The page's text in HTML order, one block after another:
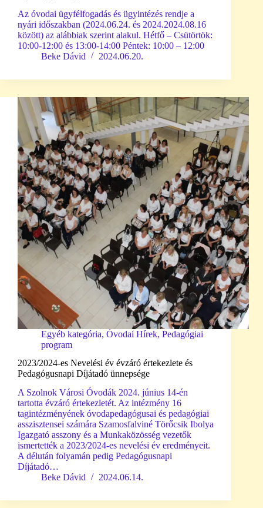
Az óvodai ügyfélfogadás és ügyintézés rendje a
nyári időszakban (2024.06.24. és 2024.2024.08.16
között) az alábbiak szerint alakul. Hétfő – Csütörtök:
10:00-12:00 és 13:00-14:00 Péntek: 10:00 – 12:00
Beke Dávid
2024.06.20.
Egyéb kategória, Óvodai Hírek, Pedagógiai
program
2023/2024-es Nevelési év évzáró értekezlete és
Pedagógusnapi Díjátadó ünnepsége
A Szolnok Városi Óvodák 2024. június 14-én
tartotta évzáró értekezletét. Az intézmény 16
tagintézményének óvodapedagógusai és pedagógiai
asszisztensei számára Szamosfalviné Törőcsik Ibolya
Igazgató asszony és a Munkaközösség vezetők
ismertették a 2023/2024-es nevelési év eredményeit.
A délután folyamán pedig Pedagógusnapi
Díjátadó…
Beke Dávid
2024.06.14.